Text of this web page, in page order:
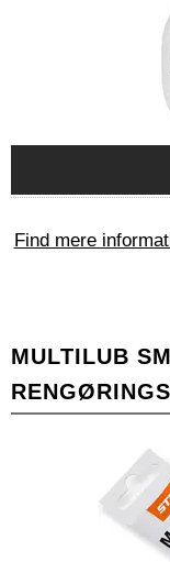
Find mere
MULTILUB